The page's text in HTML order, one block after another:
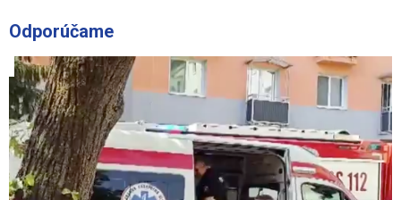
Odporúčame